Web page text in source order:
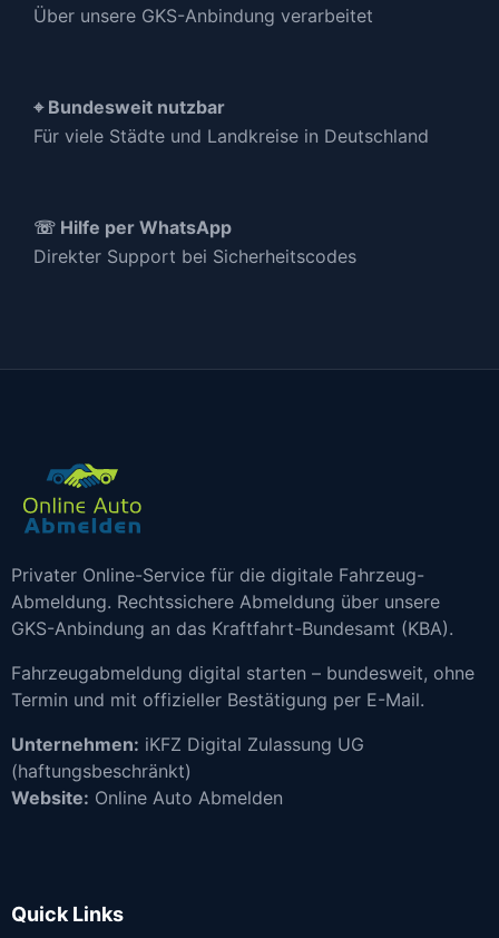
Über unsere GKS-Anbindung verarbeitet
⌖ Bundesweit nutzbar
Für viele Städte und Landkreise in Deutschland
☏ Hilfe per WhatsApp
Direkter Support bei Sicherheitscodes
Privater Online-Service für die digitale Fahrzeug-
Abmeldung. Rechtssichere Abmeldung über unsere
GKS-Anbindung an das Kraftfahrt-Bundesamt (KBA).
Fahrzeugabmeldung digital starten – bundesweit, ohne
Termin und mit offizieller Bestätigung per E-Mail.
Unternehmen: iKFZ Digital Zulassung UG
(haftungsbeschränkt)
Website: Online Auto Abmelden
Quick Links